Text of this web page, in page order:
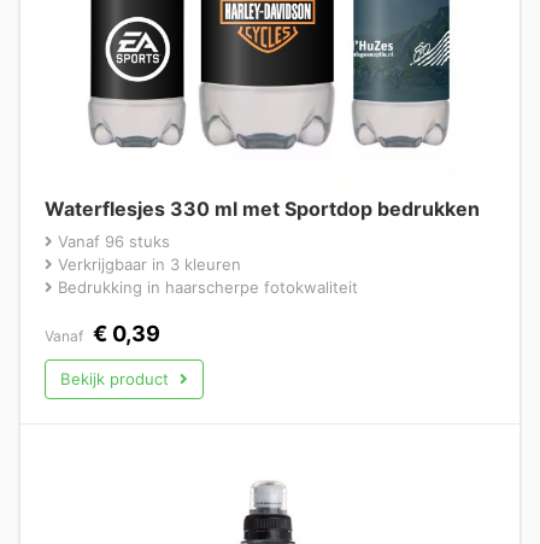
Waterflesjes 330 ml met Sportdop bedrukken
Vanaf 96 stuks
Verkrijgbaar in 3 kleuren
Bedrukking in haarscherpe fotokwaliteit
Vanaf € 0,39
Bekijk product